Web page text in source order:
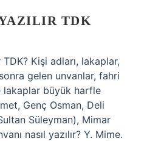
TDK
TDK? Kişi adları, lakaplar,
gelen unvanlar, fahri
lakaplar büyük harfle
Genç Osman, Deli
Süleyman), Mimar
nasıl yazılır? Y. Mime.